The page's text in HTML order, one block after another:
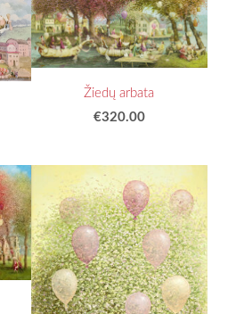
Žiedų arbata
€320.00